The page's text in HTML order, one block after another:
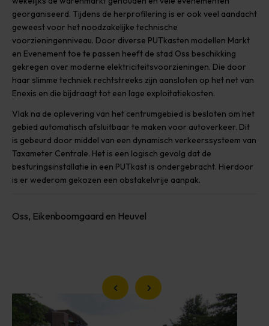
georganiseerd. Tijdens de herprofilering is er ook veel aandacht
geweest voor het noodzakelijke technische
voorzieningenniveau. Door diverse PUTkasten modellen Markt
en Evenement toe te passen heeft de stad Oss beschikking
gekregen over moderne elektriciteitsvoorzieningen. Die door
haar slimme techniek rechtstreeks zijn aansloten op het net van
Enexis en die bijdraagt tot een lage exploitatiekosten.
Vlak na de oplevering van het centrumgebied is besloten om het
gebied automatisch afsluitbaar te maken voor autoverkeer. Dit
is gebeurd door middel van een dynamisch verkeerssysteem van
Taxameter Centrale. Het is een logisch gevolg dat de
besturingsinstallatie in een PUTkast is ondergebracht. Hierdoor
is er wederom gekozen een obstakelvrije aanpak.
Oss, Eikenboomgaard en Heuvel
Vorige slideVolgende slide